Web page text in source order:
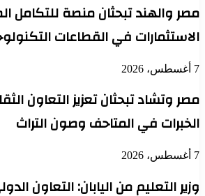
مصر والهند تبحثان منصة للتكامل
الاستثمارات في القطاعات
7 أغسطس، 2026
مصر وتشاد تبحثان تعزيز التعاون
الخبرات في المتاحف وصون التراث
7 أغسطس، 2026
وزير التعليم من اليابان: التعاون